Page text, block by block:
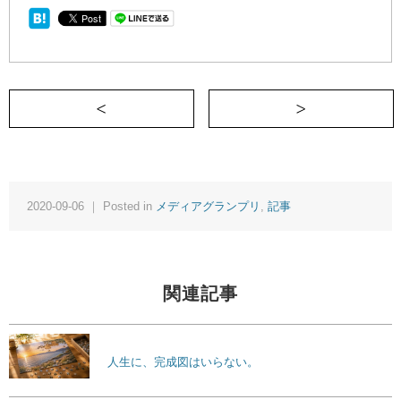
＜ コミュニケーションに役立つ書き替え
2020-09-06 ｜ Posted in メディアグランプリ 記事
関連記事
人生に、完成図はいらない。